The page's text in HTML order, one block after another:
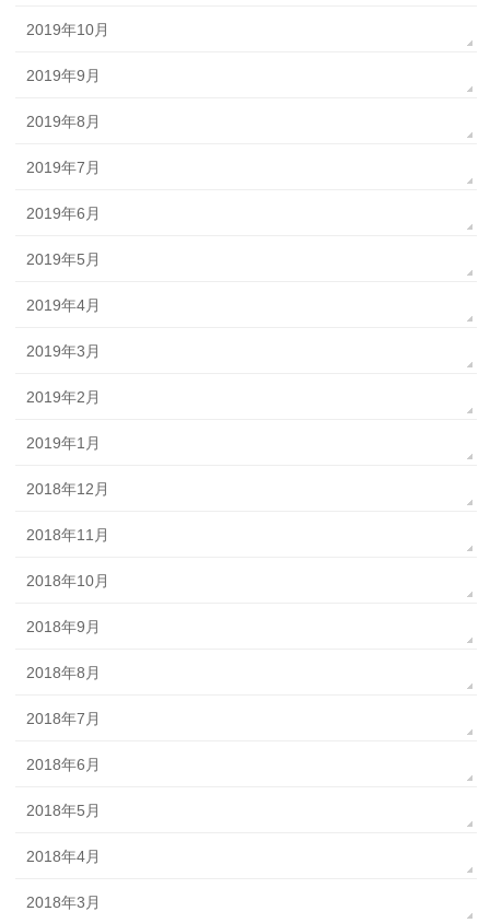
2019年10月
2019年9月
2019年8月
2019年7月
2019年6月
2019年5月
2019年4月
2019年3月
2019年2月
2019年1月
2018年12月
2018年11月
2018年10月
2018年9月
2018年8月
2018年7月
2018年6月
2018年5月
2018年4月
2018年3月